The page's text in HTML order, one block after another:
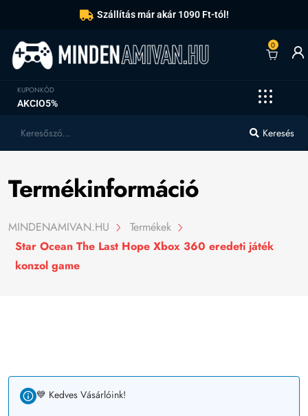
Szállítás már akár 1090 Ft-tól!
0
KUPONKÓD
AKCIO5%
Keresés
Termékinformáció
MINDENAMIVAN.HU
Termékek
Star Ocean The Last Hope Xbox 360 eredeti játék
konzol game
💙 Kedves Vásárlóink!